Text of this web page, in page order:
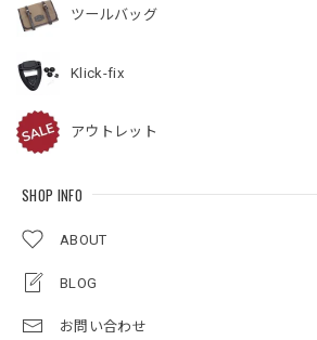
ツールバッグ
Klick-fix
アウトレット
SHOP INFO
ABOUT
BLOG
お問い合わせ